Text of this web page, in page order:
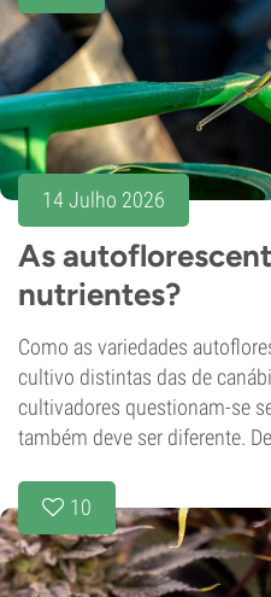
14 Julho 2026
As
nutrientes?
Como as variedades
cultivo distintas das de
cultivadores questionam-se
também deve ser diferente.
10